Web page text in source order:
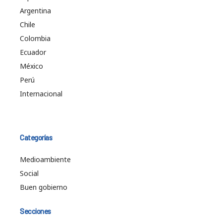
Argentina
Chile
Colombia
Ecuador
México
Perú
Internacional
Categorías
Medioambiente
Social
Buen gobierno
Secciones